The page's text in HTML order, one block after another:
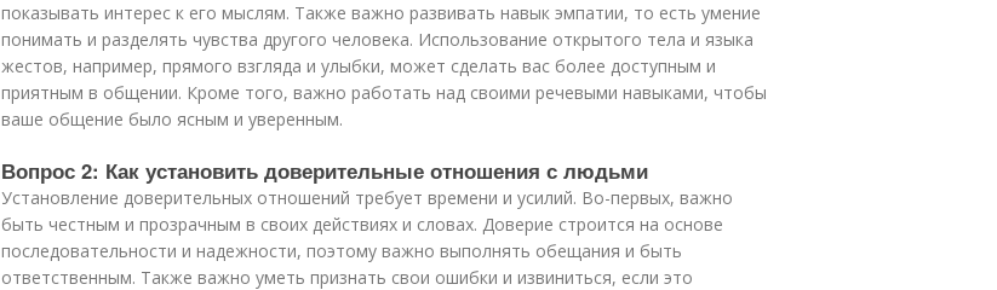
показывать интерес к его мыслям. Также важно развивать навык эмпатии, то есть умение
понимать и разделять чувства другого человека. Использование открытого тела и языка
жестов, например, прямого взгляда и улыбки, может сделать вас более доступным и
приятным в общении. Кроме того, важно работать над своими речевыми навыками, чтобы
ваше общение было ясным и уверенным.
Вопрос 2: Как установить доверительные отношения с людьми
Установление доверительных отношений требует времени и усилий. Во-первых, важно
быть честным и прозрачным в своих действиях и словах. Доверие строится на основе
последовательности и надежности, поэтому важно выполнять обещания и быть
ответственным. Также важно уметь признать свои ошибки и извиниться, если это